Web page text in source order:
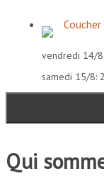
vendredi 14/
samedi 15/8:
Qui